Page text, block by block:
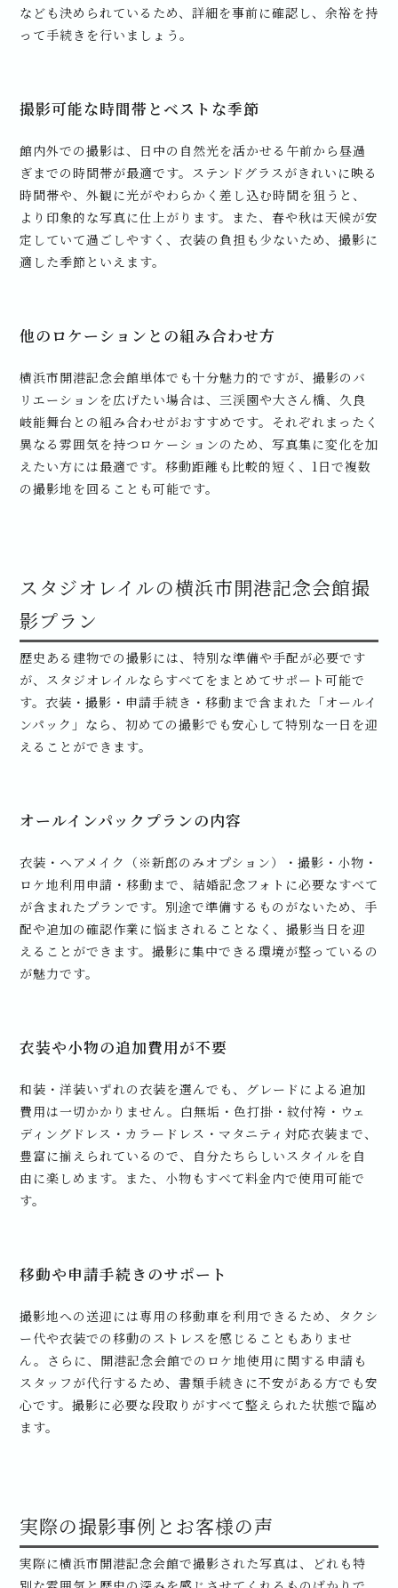
なども決められているため、詳細を事前に確認し、余裕を持
って手続きを行いましょう。
撮影可能な時間帯とベストな季節
館内外での撮影は、日中の自然光を活かせる午前から昼過
ぎまでの時間帯が最適です。ステンドグラスがきれいに映る
時間帯や、外観に光がやわらかく差し込む時間を狙うと、
より印象的な写真に仕上がります。また、春や秋は天候が安
定していて過ごしやすく、衣装の負担も少ないため、撮影に
適した季節といえます。
他のロケーションとの組み合わせ方
横浜市開港記念会館単体でも十分魅力的ですが、撮影のバ
リエーションを広げたい場合は、三渓園や大さん橋、久良
岐能舞台との組み合わせがおすすめです。それぞれまったく
異なる雰囲気を持つロケーションのため、写真集に変化を加
えたい方には最適です。移動距離も比較的短く、1日で複数
の撮影地を回ることも可能です。
スタジオレイルの横浜市開港記念会館撮
影プラン
歴史ある建物での撮影には、特別な準備や手配が必要です
が、スタジオレイルならすべてをまとめてサポート可能で
す。衣装・撮影・申請手続き・移動まで含まれた「オールイ
ンパック」なら、初めての撮影でも安心して特別な一日を迎
えることができます。
オールインパックプランの内容
衣装・ヘアメイク（※新郎のみオプション）・撮影・小物・
ロケ地利用申請・移動まで、結婚記念フォトに必要なすべて
が含まれたプランです。別途で準備するものがないため、手
配や追加の確認作業に悩まされることなく、撮影当日を迎
えることができます。撮影に集中できる環境が整っているの
が魅力です。
衣装や小物の追加費用が不要
和装・洋装いずれの衣装を選んでも、グレードによる追加
費用は一切かかりません。白無垢・色打掛・紋付袴・ウェ
ディングドレス・カラードレス・マタニティ対応衣装まで、
豊富に揃えられているので、自分たちらしいスタイルを自
由に楽しめます。また、小物もすべて料金内で使用可能で
す。
移動や申請手続きのサポート
撮影地への送迎には専用の移動車を利用できるため、タクシ
ー代や衣装での移動のストレスを感じることもありませ
ん。さらに、開港記念会館でのロケ地使用に関する申請も
スタッフが代行するため、書類手続きに不安がある方でも安
心です。撮影に必要な段取りがすべて整えられた状態で臨め
ます。
実際の撮影事例とお客様の声
実際に横浜市開港記念会館で撮影された写真は、どれも特